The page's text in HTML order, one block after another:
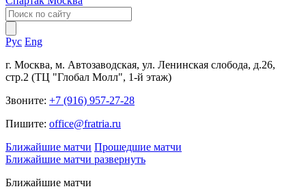
Рус Eng
г. Москва, м. Автозаводская, ул. Ленинская слобода, д.26,
стр.2 (ТЦ "Глобал Молл", 1-й этаж)
Звоните: +7 (916) 957-27-28
Пишите: office@fratria.ru
Ближайшие матчи Прошедшие матчи
Ближайшие матчи развернуть
Ближайшие матчи